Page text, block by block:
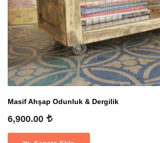
Masif Ahşap Odunluk & Dergilik
6,900.00